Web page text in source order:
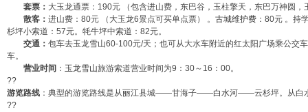
套票： 大玉龙通票：190元 （包含进山费，东巴谷，玉柱擎天，东巴万神圆
散客： 进山费：80元 （大玉龙6景点可买单点票） 。 古城维护费 ：80元 。持
杉坪小索道：57元。牦牛坪中索道：82元。
交通： 包车去玉龙雪山60-100元/天；也可从大水车附近的红太阳广场乘公交
车。
营业时间 ： 玉龙雪山旅游索道营业时间为9：30～16：00。
??
游览路线 ：典型的游览路线是从丽江县城——甘海子——白水河——云杉坪。从白
??